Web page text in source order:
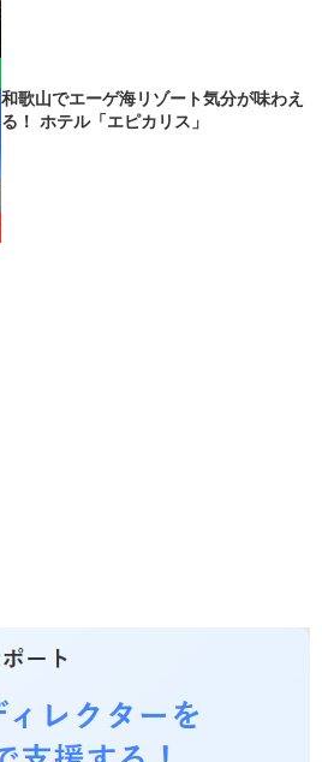
和歌山でエーゲ海リゾート気分が味わえ
る！ ホテル「エピカリス」